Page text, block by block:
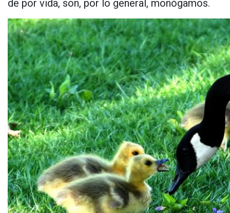
de por vida, son, por lo general, monógamos.